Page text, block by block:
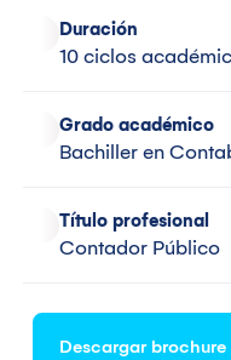
Duración
10 ciclos
Grado académico
Bachiller en
Título profesional
Contador Público
Descargar brochure